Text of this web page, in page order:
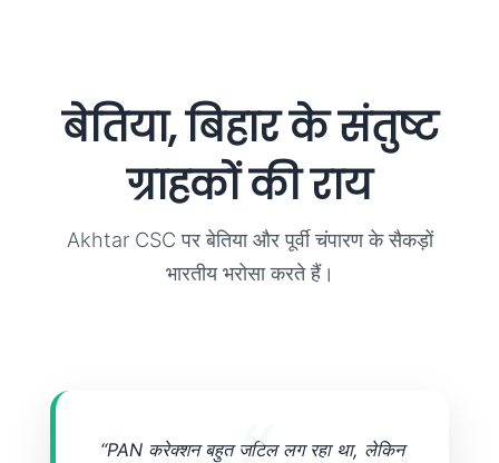
बेतिया, बिहार के संतुष्ट
ग्राहकों की राय
Akhtar CSC पर बेतिया और पूर्वी चंपारण के सैकड़ों
भारतीय भरोसा करते हैं।
“PAN करेक्शन बहुत जटिल लग रहा था, लेकिन